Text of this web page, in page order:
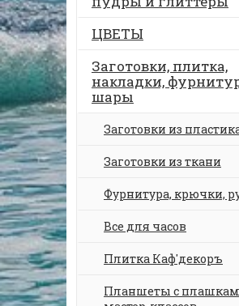
ЦВЕТЫ
Заготовки, плитка,
накладки,
шары
Заготовки из
Заготовки из ткани
Фурнитура, крючки,
Все для часов
Плитка Каф'декоръ
Планшеты с